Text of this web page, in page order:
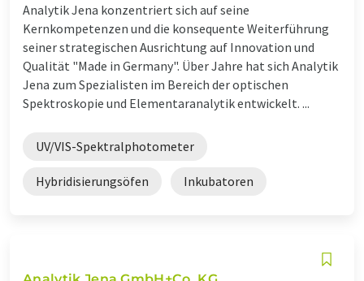
Analytik Jena konzentriert sich auf seine
Kernkompetenzen und die konsequente Weiterführung
seiner strategischen Ausrichtung auf Innovation und
Qualität "Made in Germany". Über Jahre hat sich Analytik
Jena zum Spezialisten im Bereich der optischen
Spektroskopie und Elementaranalytik entwickelt. ...
UV/VIS-Spektralphotometer
Hybridisierungsöfen Inkubatoren